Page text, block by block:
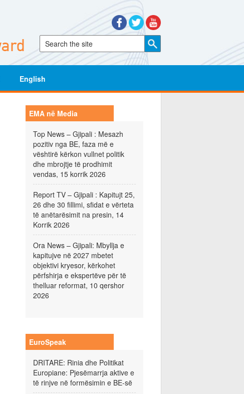
English
EMA në Media
Top News – Gjipali : Mesazh
pozitiv nga BE, faza më e
vështirë kërkon vullnet politik
dhe mbrojtje të prodhimit
vendas, 15 korrik 2026
Report TV – Gjipali : Kapitujt 25,
26 dhe 30 fillimi, sfidat e vërteta
të anëtarësimit na presin, 14
Korrik 2026
Ora News – Gjipali: Mbyllja e
kapitujve në 2027 mbetet
objektivi kryesor, kërkohet
përfshirja e ekspertëve për të
thelluar reformat, 10 qershor
2026
EuroSpeak
DRITARE: Rinia dhe Politikat
Europiane: Pjesëmarrja aktive e
të rinjve në formësimin e BE-së